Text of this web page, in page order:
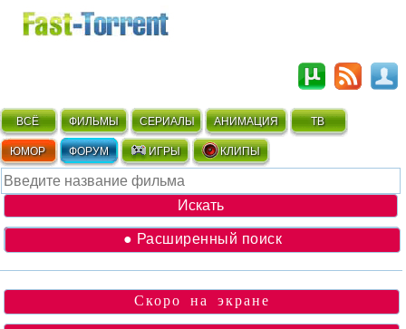
ВСЁ ФИЛЬМЫ СЕРИАЛЫ АНИМАЦИЯ ТВ
ЮМОР ФОРУМ ИГРЫ КЛИПЫ
● Расширенный поиск
Скоро на экране